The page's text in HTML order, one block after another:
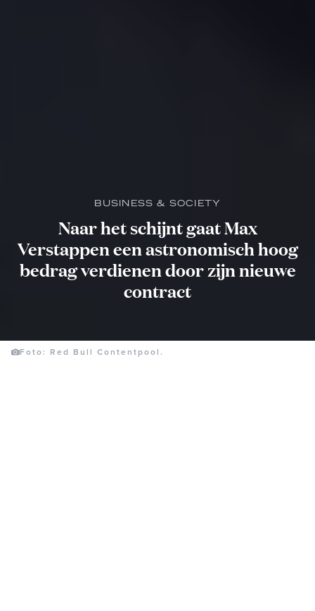
BUSINESS & SOCIETY
Naar het schijnt gaat Max
Verstappen een astronomisch hoog
bedrag verdienen door zijn nieuwe
contract
Foto: Red Bull Contentpool.